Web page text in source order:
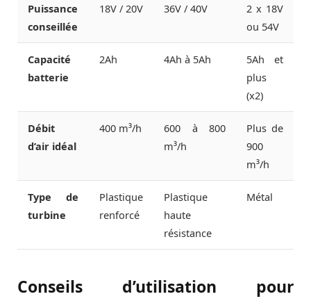
Puissance
conseillée
18V / 20V 36V / 40V
2 x 18V
ou 54V
Capacité
batterie
2Ah 4Ah à 5Ah
5Ah et
plus
(x2)
Débit
d’air idéal
400 m³/h
600 à 800
m³/h
Plus de
900
m³/h
Type de
turbine
Plastique
renforcé
Plastique
haute
résistance
Métal
Conseils d’utilisation pour